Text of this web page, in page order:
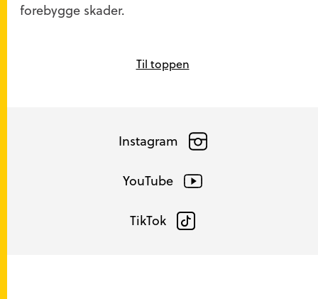
forebygge skader.
Til toppen
Instagram
YouTube
TikTok